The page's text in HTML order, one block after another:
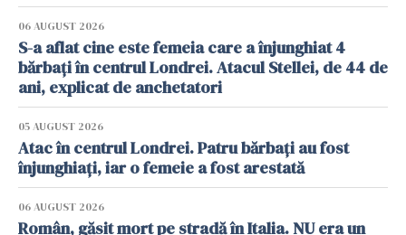
06 AUGUST 2026
S-a aflat cine este femeia care a înjunghiat 4
bărbați în centrul Londrei. Atacul Stellei, de 44 de
ani, explicat de anchetatori
05 AUGUST 2026
Atac în centrul Londrei. Patru bărbați au fost
înjunghiați, iar o femeie a fost arestată
06 AUGUST 2026
Român, găsit mort pe stradă în Italia. NU era un